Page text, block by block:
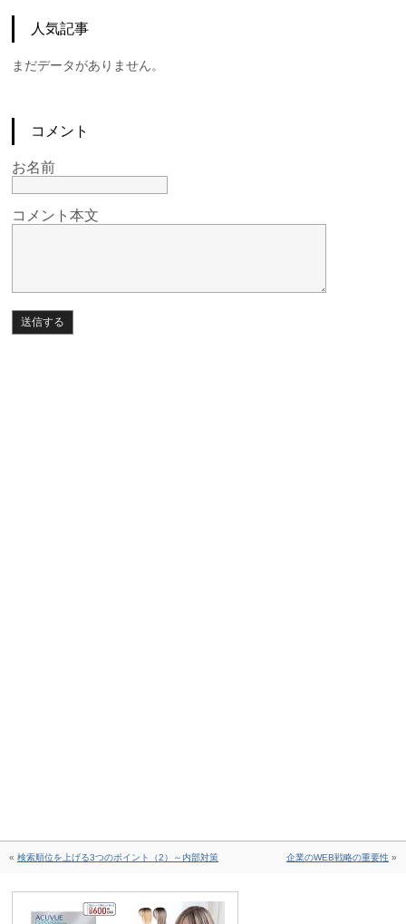
人気記事
まだデータがありません。
コメント
お名前
コメント本文
« 検索順位を上げる3つのポイント（2）～内部対策 企業のWEB戦略の重要性 »